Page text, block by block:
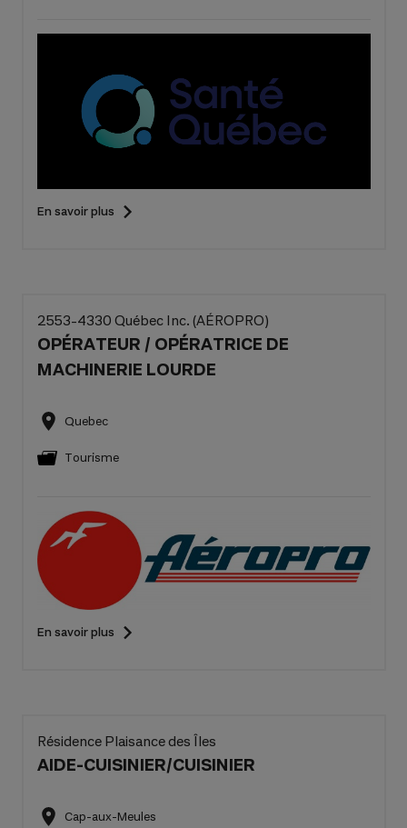
En savoir plus
2553-4330 Québec Inc. (AÉROPRO)
OPÉRATEUR / OPÉRATRICE DE
MACHINERIE LOURDE
Quebec
Tourisme
En savoir plus
Résidence Plaisance des Îles
AIDE-CUISINIER/CUISINIER
Cap-aux-Meules